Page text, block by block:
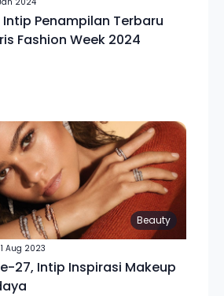
Intip Penampilan Terbaru
Fashion Week 2024
Beauty
Aug 2023
27, Intip Inspirasi Makeup